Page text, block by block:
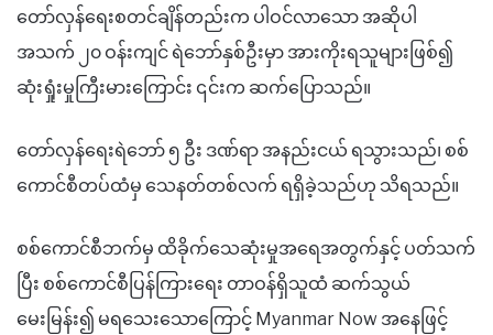
တော်လှန်ရေးစတင်ချိန်တည်းက ပါဝင်လာသော အဆိုပါ
အသက် ၂၀ ဝန်းကျင် ရဲဘော်နှစ်ဦးမှာ အားကိုးရသူများဖြစ်၍
ဆုံးရှုံးမှုကြီးမားကြောင်း ၎င်းက ဆက်ပြောသည်။
တော်လှန်ရေးရဲဘော် ၅ ဦး ဒဏ်ရာ အနည်းငယ် ရသွားသည်၊ စစ်
ကောင်စီတပ်ထံမှ သေနတ်တစ်လက် ရရှိခဲ့သည်ဟု သိရသည်။
စစ်ကောင်စီဘက်မှ ထိခိုက်သေဆုံးမှုအရေအတွက်နှင့် ပတ်သက်
ပြီး စစ်ကောင်စီပြန်ကြားရေး တာဝန်ရှိသူထံ ဆက်သွယ်
မေးမြန်း၍ မရသေးသောကြောင့် Myanmar Now အနေဖြင့်